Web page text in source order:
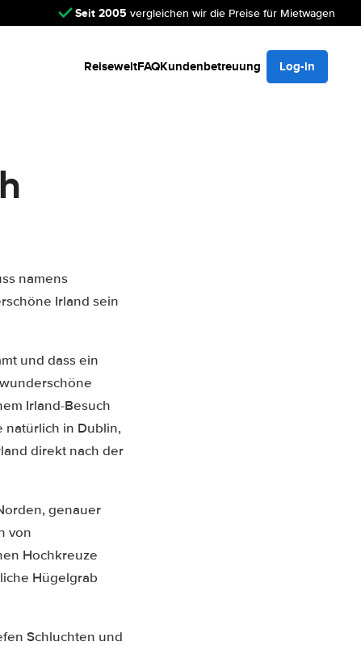
Seit 2005 vergleichen wir die Preise für Mietwagen
ReiseweltFAQKundenbetreuung Log-in
namens
Irland sein
und dass ein
Irland-Besuch
natürlich in Dublin,
direkt nach der
genauer
von
Hochkreuze
Hügelgrab
Schluchten und